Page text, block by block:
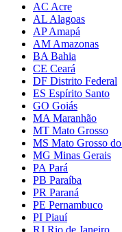
AC Acre
AL Alagoas
AP Amapá
AM Amazonas
BA Bahia
CE Ceará
DF Distrito Federal
ES Espírito Santo
GO Goiás
MA Maranhão
MT Mato Grosso
MS Mato Grosso
MG Minas Gerais
PA Pará
PB Paraíba
PR Paraná
PE Pernambuco
PI Piauí